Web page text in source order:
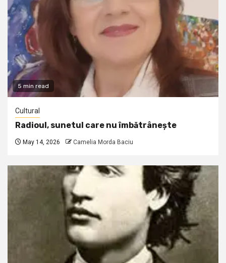
5 min read
Cultural
Radioul, sunetul care nu îmbătrânește
May 14, 2026 Camelia Morda Baciu